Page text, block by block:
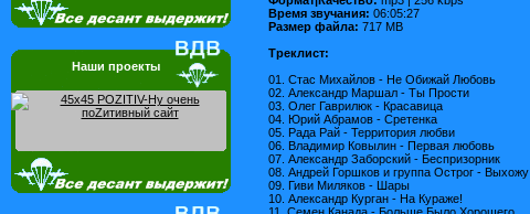
Наши проекты
Время звучания: 06:05:27
Размер файла: 717 MB
Треклист:
01. Стас Михайлов - Не Обижай Любовь
02. Александр Маршал - Ты Прости
03. Олег Гаврилюк - Красавица
04. Юрий Абрамов - Сретенка
05. Рада Рай - Территория любви
06. Владимир Ковылин - Первая любовь
07. Александр Заборский - Беспризорник
08. Андрей Горшков и группа Острог - Выхожу
09. Гиви Миляков - Шары
10. Александр Курган - На Кураже!